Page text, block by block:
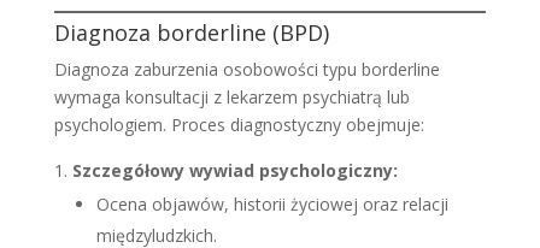
Diagnoza borderline (BPD)
Diagnoza zaburzenia osobowości typu borderline
wymaga konsultacji z lekarzem psychiatrą lub
psychologiem. Proces diagnostyczny obejmuje:
Szczegółowy wywiad psychologiczny:
Ocena objawów, historii życiowej oraz relacji
międzyludzkich.